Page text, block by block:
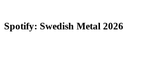
Spotify: Swedish Metal 2026